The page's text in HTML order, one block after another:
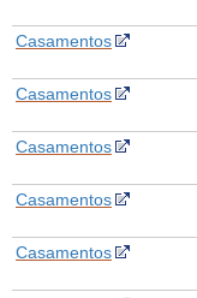
Casamentos
Casamentos
Casamentos
Casamentos
Casamentos